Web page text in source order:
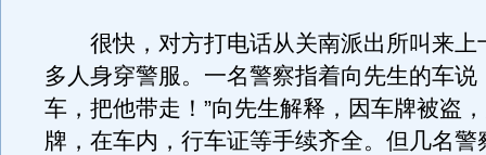
很快，对方打电话从关南派出所叫来上
多人身穿警服。一名警察指着向先生的车说
车，把他带走！”向先生解释，因车牌被盗
牌，在车内，行车证等手续齐全。但几名警